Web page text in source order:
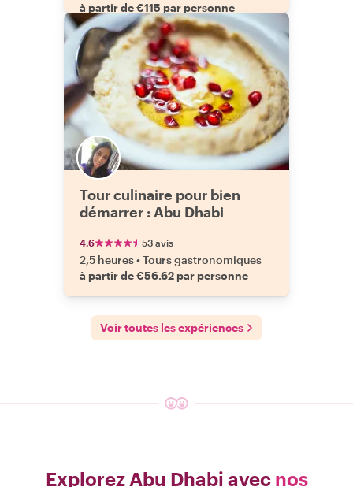
à partir de €115 par personne
Tour culinaire pour bien
démarrer : Abu Dhabi
4.6 53 avis
2,5 heures•Tours gastronomiques
à partir de €56.62 par personne
Voir toutes les expériences
Explorez Abu Dhabi avec nos